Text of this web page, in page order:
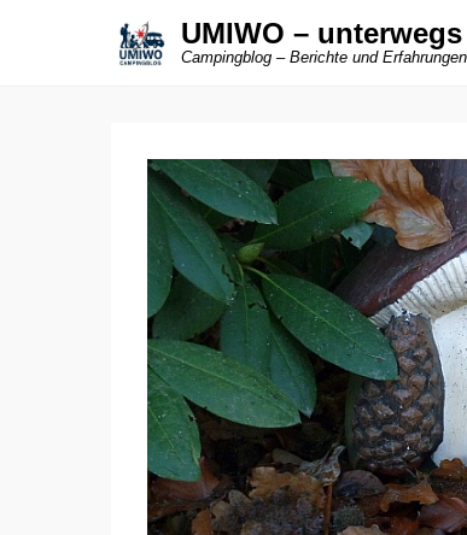
UMIWO –
Campingblog – Berichte und